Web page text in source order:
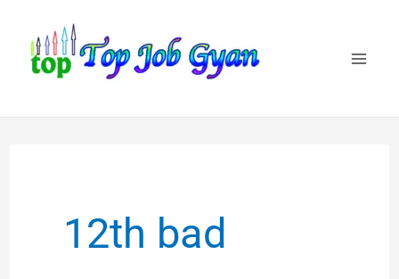
content
12th bad